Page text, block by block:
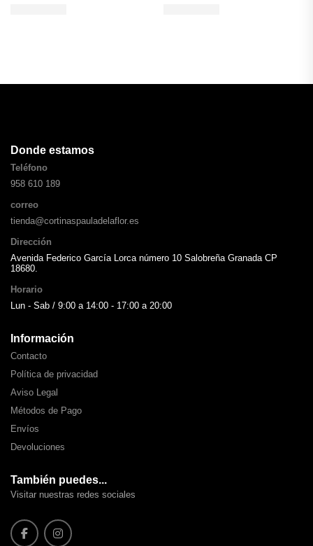
Donde estamos
Teléfono
958 610 189
correo
tienda@cortinaspauladelaflor.es
Dirección
Avenida Federico García Lorca número 10 Salobreña Granada CP
18680.
Horario
Lun - Sab / 9:00 a 14:00 - 17:00 a 20:00
Información
Contacto
Política de privacidad
Aviso Legal
Métodos de Pago
Envíos
Devoluciones
También puedes...
Visitar nuestras redes sociales